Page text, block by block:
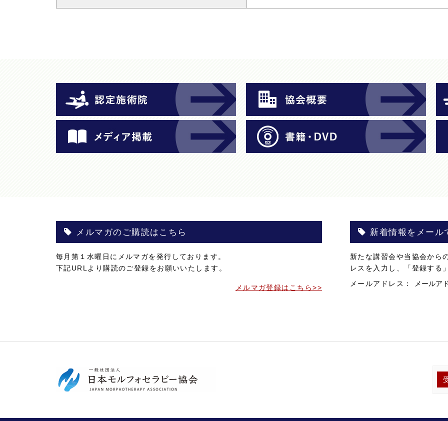
メルマガのご購読はこちら
毎月第１水曜日にメルマガを発行しております。
下記URLより購読のご登録をお願いいたします。
メルマガ登録はこちら>>
新着情報をメール
新たな講習会や当協会から
レスを入力し、「登録する
メールアドレス：